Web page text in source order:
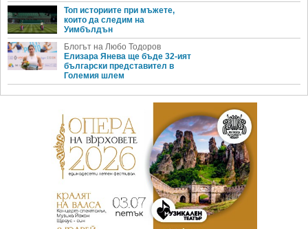
Топ историите при мъжете,
които да следим на
Уимбълдън
Блогът на Любо Тодоров
Елизара Янева ще бъде 32-ият
български представител в
Големия шлем